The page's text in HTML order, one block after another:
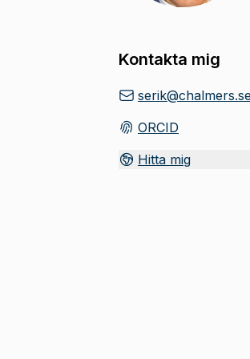
Kontakta mig
ORCID
(Öppnas i ny flik
Hitta mig